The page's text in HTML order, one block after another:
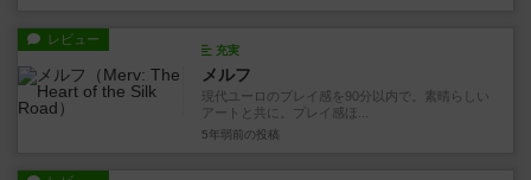
レビュー
充実
メルフ
現代ユーロのプレイ感を90分以内で。素晴らしい
アートと共に。プレイ感ほ...
5年弱前 の投稿